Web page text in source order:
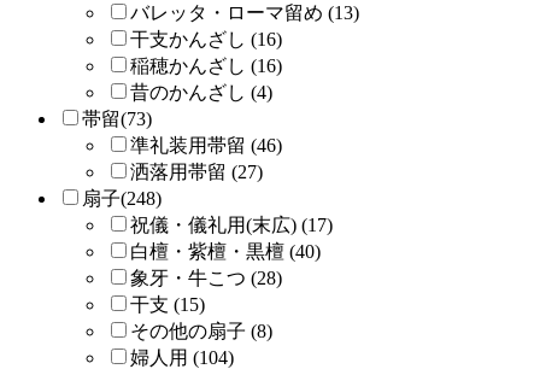
バレッタ・ローマ留め (13)
干支かんざし (16)
稲穂かんざし (16)
昔のかんざし (4)
帯留(73)
準礼装用帯留 (46)
洒落用帯留 (27)
扇子(248)
祝儀・儀礼用(末広) (17)
白檀・紫檀・黒檀 (40)
象牙・牛こつ (28)
干支 (15)
その他の扇子 (8)
婦人用 (104)